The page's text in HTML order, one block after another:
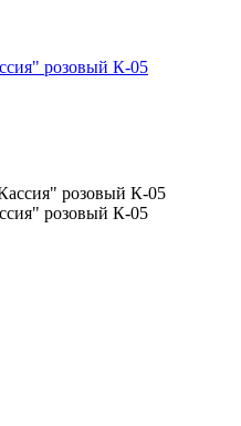
розовый К-05
розовый К-05